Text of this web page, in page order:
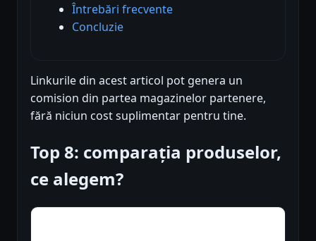
Întrebări frecvente
Concluzie
Linkurile din acest articol pot genera un
comision din partea magazinelor partenere,
fără niciun cost suplimentar pentru tine.
Top 8: comparația produselor,
ce alegem?